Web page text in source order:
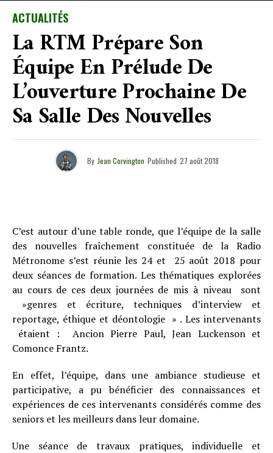
ACTUALITÉS
La RTM Prépare Son
Équipe En Prélude De
L’ouverture Prochaine De
Sa Salle Des Nouvelles
By Jean Corvington Published 27 août 2018
C’est autour d’une table ronde, que l’équipe de la salle
des nouvelles fraîchement constituée de la Radio
Métronome s’est réunie les 24 et 25 août 2018 pour
deux séances de formation. Les thématiques explorées
au cours de ces deux journées de mis à niveau sont
»genres et écriture, techniques d’interview et
reportage, éthique et déontologie » . Les intervenants
étaient : Ancion Pierre Paul, Jean Luckenson et
Comonce Frantz.
En effet, l’équipe, dans une ambiance studieuse et
participative, a pu bénéficier des connaissances et
expériences de ces intervenants considérés comme des
seniors et les meilleurs dans leur domaine.
Une séance de travaux pratiques, individuelle et